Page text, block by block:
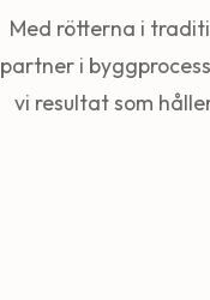
Med rötterna i
partner i
vi resultat som